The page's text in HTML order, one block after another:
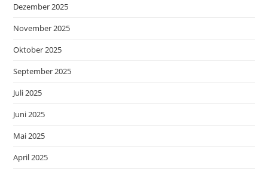
Dezember 2025
November 2025
Oktober 2025
September 2025
Juli 2025
Juni 2025
Mai 2025
April 2025